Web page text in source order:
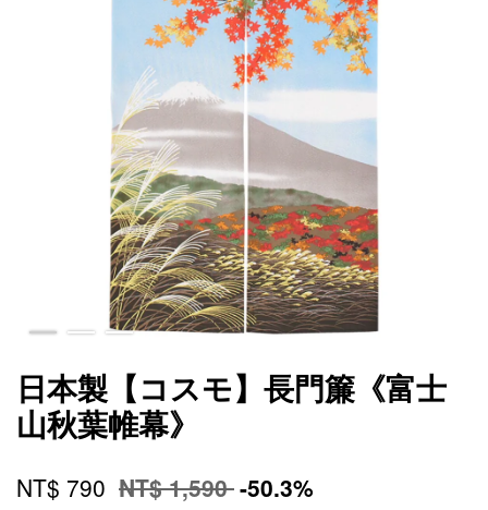
日本製【コスモ】長門簾《富士
山秋葉帷幕》
NT$ 790 NT$ 1,590-50.3%